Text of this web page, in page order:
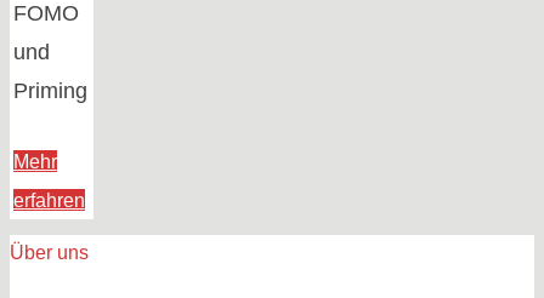
FOMO
und
Priming
Mehr
erfahren"Neuromarketing
–
„Was
Über uns